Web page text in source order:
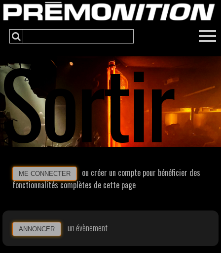
Sortir
ME CONNECTER
ou créer un compte pour bénéficier des
fonctionnalités complètes de cette page
ANNONCER un évènement